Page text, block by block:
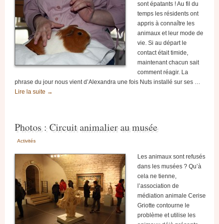
sont épatants ! Au fil du
temps les résidents ont
appris à connaître les
animaux et leur mode de
vie. Si au départ le
contact était timide,
maintenant chacun sait
comment réagir. La
phrase du jour nous vient d’Alexandra une fois Nuts installé sur ses …
Lire la suite →
Photos : Circuit animalier au musée
Activités
Les animaux sont refusés
dans les musées ? Qu’à
cela ne tienne,
l’association de
médiation animale Cerise
Griotte contourne le
problème et utilise les